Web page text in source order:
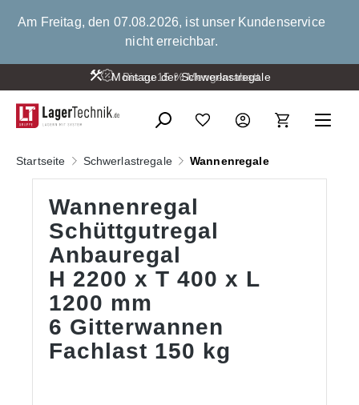
springen
Am Freitag, den 07.08.2026, ist unser Kundenservice
nicht erreichbar.
Bis zu 15 % Mengenrabatt
Montage der Schwerlastregale
Startseite Schwerlastregale Wannenregale
Wannenregal
Schüttgutregal
Anbauregal
H 2200 x T 400 x L
1200 mm
6 Gitterwannen
Fachlast 150 kg